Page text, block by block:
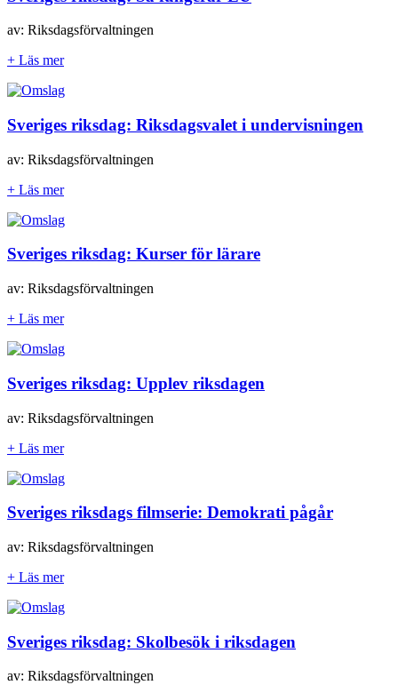
av: Riksdagsförvaltningen
+ Läs mer
Sveriges riksdag: Riksdagsvalet i undervisningen
av: Riksdagsförvaltningen
+ Läs mer
Sveriges riksdag: Kurser för lärare
av: Riksdagsförvaltningen
+ Läs mer
Sveriges riksdag: Upplev riksdagen
av: Riksdagsförvaltningen
+ Läs mer
Sveriges riksdags filmserie: Demokrati pågår
av: Riksdagsförvaltningen
+ Läs mer
Sveriges riksdag: Skolbesök i riksdagen
av: Riksdagsförvaltningen